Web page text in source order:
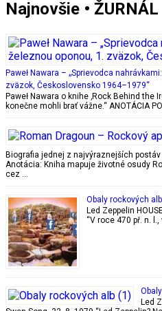
Najnovšie • ŽURNÁL
Paweł Nawara – „Sprievodca
zväzok, Československo 1964–1979“
Paweł Nawara o knihe ‚Rock Behind the
konečne mohli brať vážne.“ ANOTÁCIA
Biografia jednej z najvýraznejších
Anotácia: Kniha mapuje životné osudy
cez …
Obaly rockových
Led Zeppelin
“V roce 470 př. n.
Led